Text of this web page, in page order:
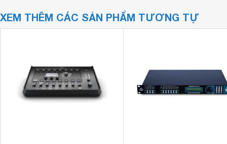
XEM THÊM CÁC SẢN PHẨM TƯƠNG TỰ